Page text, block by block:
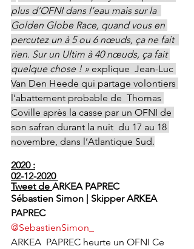
plus d’OFNI dans l’eau mais sur la
Golden Globe Race, quand vous en
percutez un à 5 ou 6 nœuds, ça ne fait
rien. Sur un Ultim à 40 nœuds, ça fait
quelque chose ! » explique  Jean-Luc
Van Den Heede qui partage volontiers
l’abattement probable de  Thomas
Coville après la casse par un OFNI de
son safran durant la nuit  du 17 au 18
novembre, dans l’Atlantique Sud.
2020 :
02-12-2020
Tweet de ARKEA PAPREC
Sébastien Simon | Skipper ARKEA
PAPREC
@SebastienSimon_
ARKEA  PAPREC heurte un OFNI Ce